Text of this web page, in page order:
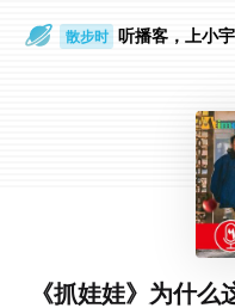
散步时 听播客，上小宇
《抓娃娃》为什